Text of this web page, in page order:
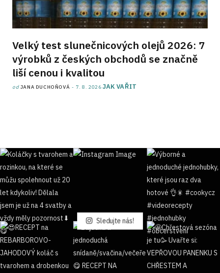
Velký test slunečnicových olejů 2026: 7
výrobků z českých obchodů se značně
liší cenou i kvalitou
od JANA DUCHOŇOVÁ 7. 8. 2026 JAK VAŘIT
Sledujte nás!